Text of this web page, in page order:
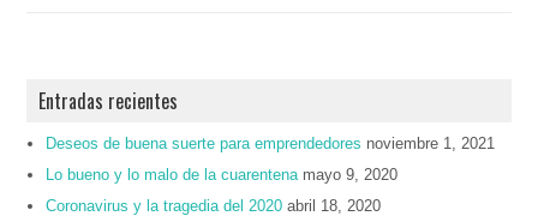
Entradas recientes
Deseos de buena suerte para emprendedores noviembre 1, 2021
Lo bueno y lo malo de la cuarentena mayo 9, 2020
Coronavirus y la tragedia del 2020 abril 18, 2020